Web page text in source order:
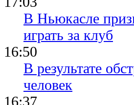
В Ньюкасле
играть за клуб
16:50
В результате
человек
16:37